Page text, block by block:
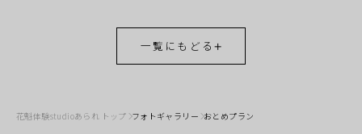
一覧にもどる
花魁体験studioあられ トップ フォトギャラリー おとめプラン